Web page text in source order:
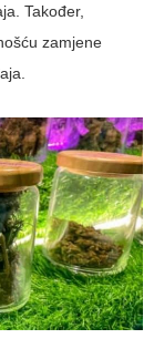
Također,
zamjene